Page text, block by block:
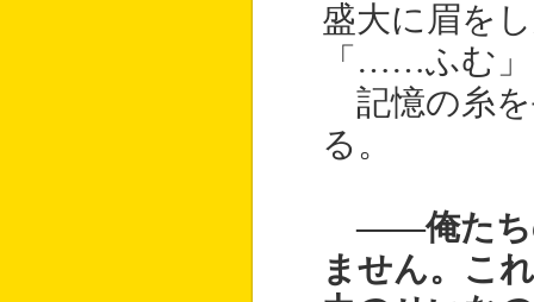
盛大に眉を
「……ふむ」
記憶の糸を
る。
――俺たち
ません。こ